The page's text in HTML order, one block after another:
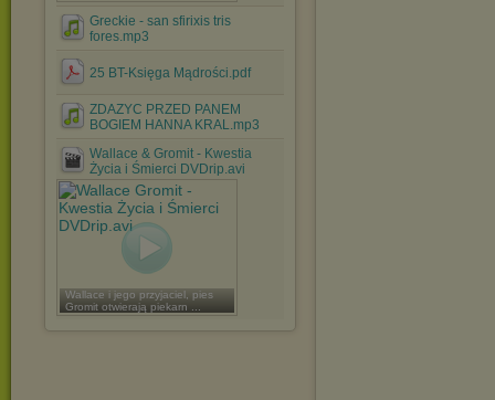
Greckie - san sfirixis tris
fores.mp3
25 BT-Księga Mądrości.pdf
ZDAZYC PRZED PANEM
BOGIEM HANNA KRAL.mp3
Wallace & Gromit - Kwestia
Życia i Śmierci DVDrip.avi
Wallace i jego przyjaciel, pies
Gromit otwierają piekarn ...